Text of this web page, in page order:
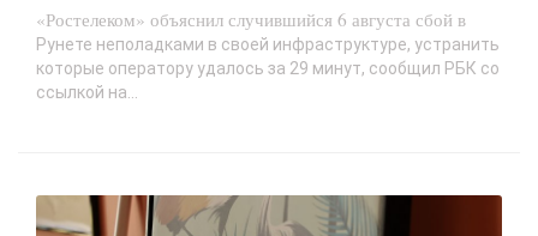
«Ростелеком» объяснил случившийся 6 августа сбой в
Рунете неполадками в своей инфраструктуре, устранить
которые оператору удалось за 29 минут, сообщил РБК со
ссылкой на...